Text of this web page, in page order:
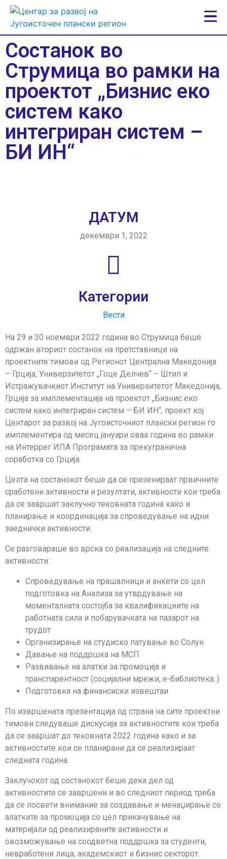
Состанок во
Струмица во рамки на
проектот „Бизнис еко
систем како
интегриран систем –
БИ ИН“
ДАТУМ
декември 1, 2022
Категории
Вести
На 29 и 30 ноември 2022 година во Струмица беше
одржан вториот состанок на претставници на
проектните тимови од Регионот Централна Македонија
– Грција, Универзитетот „Гоце Делчев“ – Штип и
Истражувачкиот Институт на Универзитетот Македонија,
Грција за имплементација на проектот „Бизнис еко
систем како интегриран систем – БИ ИН“, проект кој
Центарот за развој на Југоисточниот плански регион го
имплементира од месец јануари оваа година во рамки
на Интеррег ИПА Програмата за прекугранична
соработка со Грција.
Целта на состанокот беше да се презенираат првичните
сработени активности и резултати, активности кои треба
да се завршат заклучно тековната година како и
планирање и координација за спроведување на идни
заеднички активности.
Се разговараше во врска со реализација на следните
активности:
Спроведување на прашалници и анкети со цел
подготовка на Анализа за утврдување на
моменталната состојба за квалификациите на
работната сила и побарувачката на пазарот на
трудот
Организирање на студиско патување во Солун
Давање на поддршка на МСП
Развивање на алатки за промоција и
транспарентност (социјални мрежи, е-библиотека..)
Подготовка на финансиски извештаи
По извршената презентација од страна на сите проектни
тимови следуваше дискусија за активностите кои треба
да се завршат до тековната 2022 година како и за
активностите кои се планирани да се реализираат
следната година.
Заклучокот од состанокот беше дека дел од
активностите се завршени и во следниот период треба
да се посвети внимание за создавање и менаџирање со
алатките за промоција со цел прикачување на
материјали од реализираните активности и
овозможување на соодветна поддршка за студенти,
невработени лица, академскиот и бизнис секторот.